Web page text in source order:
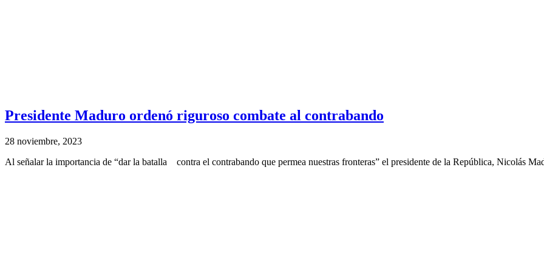
Presidente Maduro ordenó riguroso combate al contrabando
28 noviembre, 2023
Al señalar la importancia de “dar la batalla contra el contrabando que permea nuestras fronteras” el presidente de la República, Nicolás